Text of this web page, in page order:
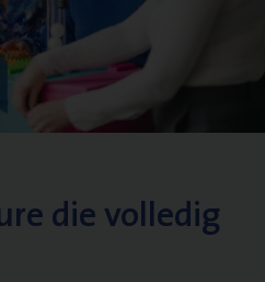
die volledig